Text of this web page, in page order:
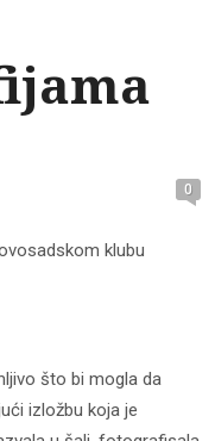
0
klubu
što bi mogla da
izložbu koja je